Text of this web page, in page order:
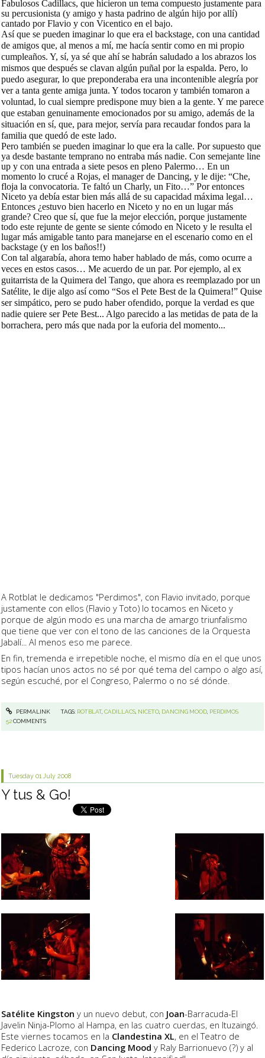
Fabulosos Cadillacs, que hicieron un tema compuesto justamente para
su percusionista (y amigo y hasta padrino de algún hijo por allí)
cantado por Flavio y con Vicentico en el bajo.
Así que se pueden imaginar lo que era el backstage, con una cantidad
de amigos que, al menos a mí, me hacía sentir como en mi propio
cumpleaños. Y, sí, ya sé que ahí se habrán saludado a los abrazos los
mismos que después se clavan algún puñal por la espalda. Pero, lo
puedo asegurar, lo que preponderaba era una incontenible alegría por
ver a tanta gente amiga junta. Y todos tocaron y también tomaron a
voluntad, lo cual siempre predispone muy bien a la gente. Y me parece
que estaban genuinamente emocionados por su amigo, además de la
situación en sí, que, para mejor, servía para recaudar fondos para la
familia que quedó de este lado.
Pero también se pueden imaginar lo que era la calle. Por supuesto que
ya desde bastante temprano no entraba más nadie. Con semejante line
up y con una entrada a siete pesos en pleno Palermo… En un
momento lo crucé a Rojas, el manager de Dancing, y le dije: “Che,
floja la convocatoria. Te faltó un Charly, un Fito…” Por entonces
Niceto ya debía estar bien más allá de su capacidad máxima legal…
Entonces ¿estuvo bien hacerlo en Niceto y no en un lugar más
grande? Creo que sí, que fue la mejor elección, porque justamente
todo este rejunte de gente se siente cómodo en Niceto y le resulta el
lugar más amigable tanto para manejarse en el escenario como en el
backstage (y en los baños!!)
Con tal algarabía, ahora temo haber hablado de más, como ocurre a
veces en estos casos… Me acuerdo de un par. Por ejemplo, al ex
guitarrista de la Quimera del Tango, que ahora es reemplazado por un
Satélite, le dije algo así como “Sos el Pete Best de la Quimera!” Quise
ser simpático, pero se pudo haber ofendido, porque la verdad es que
nadie quiere ser Pete Best... Algo parecido a las metidas de pata de la
borrachera, pero más que nada por la euforia del momento...
A Rotblat le dedicamos "Perdimos", con Flavio invitado, porque
justamente con ellos (Flavio y Toto) lo tocamos en Niceto y
porque de algún modo es una marcha de amargo triunfalismo
que tiene que ver con el tono de las canciones de la Orquesta
Jabalí... Al menos eso me parece.
En fin, tremenda e irrepetible noche, el mismo día en el que unos
tipos hacían unos actos no sé por qué tema del campo o algo así,
según escuché, por el Congreso, Palermo o no sé dónde.
PERMALINK TAGS: ROTBLAT, CADILLACS, NICETO, DANCING MOOD, PERDIMOS
52COMMENTS
Tuesday 01 July 2008
Y tus & Go!
Satélite Kingston y un nuevo debut, con Joan-Barracuda-El
Javelin Ninja-Plomo al Hampa, en las cuatro cuerdas, en Ituzaingó.
Este viernes tocamos en la Clandestina XL, en el Teatro de
Federico Lacroze, con Dancing Mood y Raly Barrionuevo (?) y al